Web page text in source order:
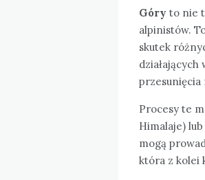
Góry to nie
alpinistów.
skutek
przesunięcia
Procesy te
Himalaje)
mogą
która z kolei